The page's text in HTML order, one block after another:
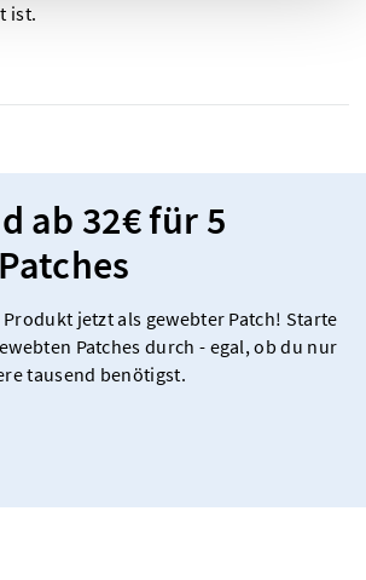
ist.
ab 32€ für 5
jetzt als gewebter Patch! Starte
Patches durch - egal, ob du nur
tausend benötigst.